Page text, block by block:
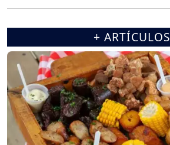
+ ARTÍCULOS